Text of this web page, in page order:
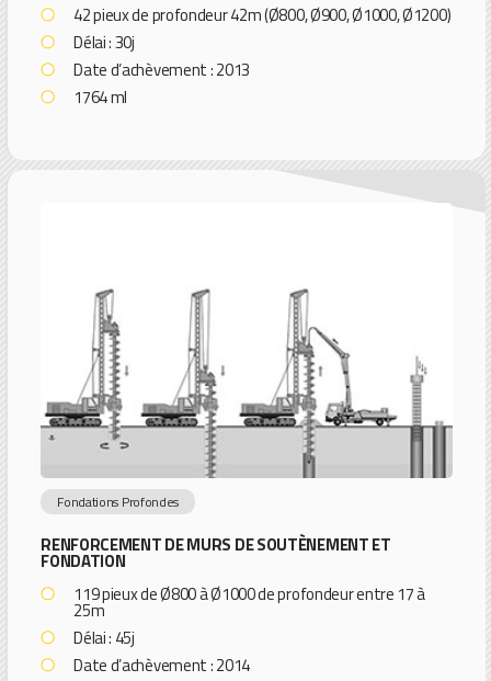
42 pieux de profondeur 42m (Ø800, Ø900, Ø1000, Ø1200)
Délai : 30j
Date d’achèvement : 2013
1764 ml
Fondations Profondes
RENFORCEMENT DE MURS DE SOUTÈNEMENT ET
FONDATION
119 pieux de Ø800 à Ø1000 de profondeur entre 17 à
25m
Délai : 45j
Date d’achèvement : 2014